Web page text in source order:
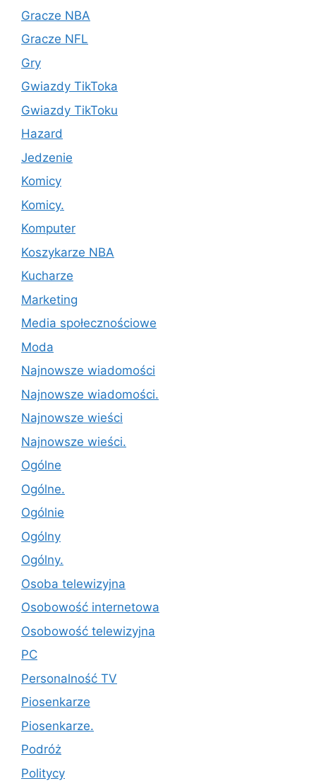
Gracze NBA
Gracze NFL
Gry
Gwiazdy TikToka
Gwiazdy TikToku
Hazard
Jedzenie
Komicy
Komicy.
Komputer
Koszykarze NBA
Kucharze
Marketing
Media społecznościowe
Moda
Najnowsze wiadomości
Najnowsze wiadomości.
Najnowsze wieści
Najnowsze wieści.
Ogólne
Ogólne.
Ogólnie
Ogólny
Ogólny.
Osoba telewizyjna
Osobowość internetowa
Osobowość telewizyjna
PC
Personalność TV
Piosenkarze
Piosenkarze.
Podróż
Politycy